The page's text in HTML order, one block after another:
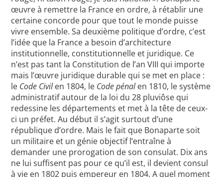
œuvre à remettre la France en ordre, à rétablir une
certaine concorde pour que tout le monde puisse
vivre ensemble. Sa deuxième politique d’ordre, c’est
l’idée que la France a besoin d’architecture
institutionnelle, constitutionnelle et juridique. Ce
n’est pas tant la Constitution de l’an VIII qui importe
mais l’œuvre juridique durable qui se met en place :
le Code Civilen 1804, le Code pénalen 1810, le système
administratif autour de la loi du 28 pluviôse qui
redessine les départements et met à la tête de ceux-
ci un préfet. Au début il s’agit surtout d’une
république d’ordre. Mais le fait que Bonaparte soit
un militaire et un génie objectif l’entraîne à
demander une prorogation de son consulat. Dix ans
ne lui suffisent pas pour ce qu’il est, il devient consul
à vie en 1802 puis empereur en 1804. A quel moment